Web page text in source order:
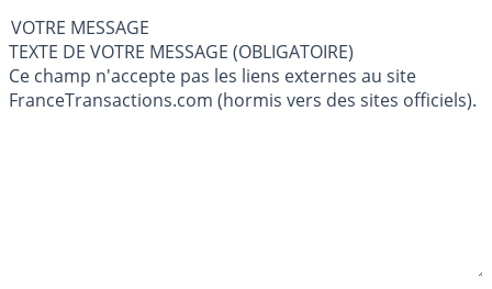
VOTRE MESSAGE
TEXTE DE VOTRE MESSAGE (OBLIGATOIRE)
Ce champ n'accepte pas les liens externes au site
FranceTransactions.com (hormis vers des sites officiels).